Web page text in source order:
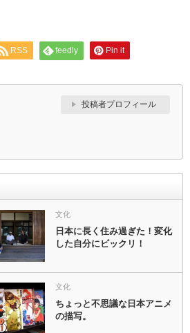
RSS feedly Pin it
投稿者プロフィール
文化
日本に長く住み過ぎた！変化
した自分にビックリ！
文化
ちょっと不思議な日本アニメ
の描写。